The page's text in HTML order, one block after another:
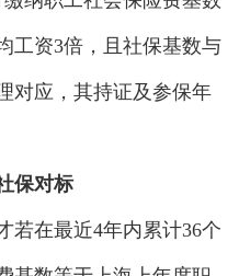
工资3倍，且社保基数与
对应，其持证及参保年
保对标
在最近4年内累计36个